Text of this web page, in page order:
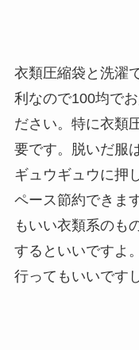
衣類圧縮袋と洗濯
利なので100均で
ださい。特に衣類
要です。脱いだ服
ギュウギュウに押
ペース節約できま
もいい衣類系のも
するといいですよ
行ってもいいですし